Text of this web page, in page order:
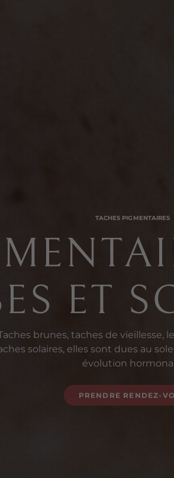
TACHES PIGMENTAIRES
ET
brunes, taches de vieillesse,
solaires, elles sont dues au
évolution
PRENDRE RENDEZ-